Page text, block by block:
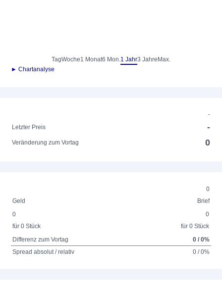
TagWoche1 Monat6 Mon.1 Jahr3 Jahre Max.
► Chartanalyse
-
Letzter Preis
-
Veränderung zum Vortag 0
0
Geld
Brief
0
für 0 Stück
0
für 0 Stück
Differenz zum Vortag
0 / 0%
Spread absolut / relativ
0 / 0%